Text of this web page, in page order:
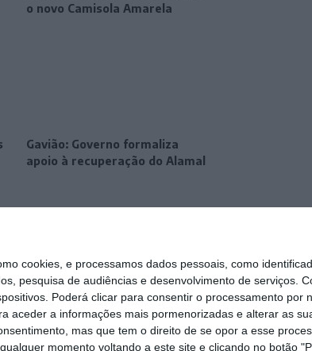
cookies, e processamos dados pessoais, como
pesquisa de audiências e desenvolvimento de serviços.
Poderá clicar para consentir o processamento por
a informações mais pormenorizadas e alterar as
mas que tem o direito de se opor a esse
momento voltando a este site e clicando no botão
o novo Camisola Amarela
Gavião: Governo formaliza
apoio à recuperação do Alamal